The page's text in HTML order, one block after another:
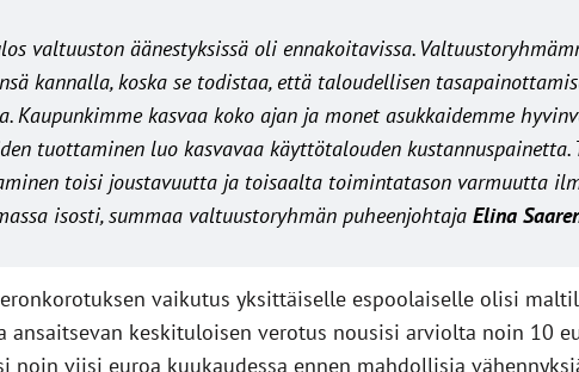
valtuuston äänestyksissä oli ennakoitavissa.
kannalla, koska se todistaa, että taloudellisen
Kaupunkimme kasvaa koko ajan ja monet asukkaidemme
tuottaminen luo kasvavaa käyttötalouden kustannuspainetta.
toisi joustavuutta ja toisaalta toimintatason varmuutta
isosti,summaa valtuustoryhmän puheenjohtaja Elina
vaikutus yksittäiselle espoolaiselle olisi
ansaitsevan keskituloisen verotus nousisi arviolta noin 10
noin viisi euroa kuukaudessa ennen mahdollisia